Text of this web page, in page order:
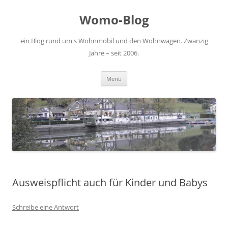
Womo-Blog
ein Blog rund um's Wohnmobil und den Wohnwagen. Zwanzig
Jahre – seit 2006.
Menü
Ausweispflicht auch für Kinder und Babys
Schreibe eine Antwort